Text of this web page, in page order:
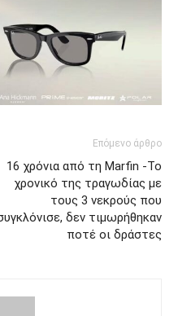
Επόμενο άρθρο
16 χρόνια από τη Marfin -Το
χρονικό της τραγωδίας με
τους 3 νεκρούς που
δεν τιμωρήθηκαν
ποτέ οι δράστες